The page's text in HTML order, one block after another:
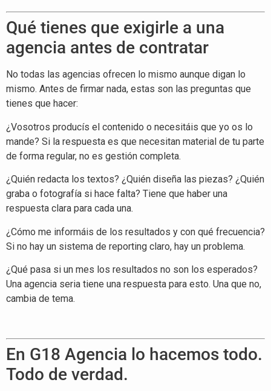
Qué tienes que exigirle a una
agencia antes de contratar
No todas las agencias ofrecen lo mismo aunque digan lo
mismo. Antes de firmar nada, estas son las preguntas que
tienes que hacer:
¿Vosotros producís el contenido o necesitáis que yo os lo
mande? Si la respuesta es que necesitan material de tu parte
de forma regular, no es gestión completa.
¿Quién redacta los textos? ¿Quién diseña las piezas? ¿Quién
graba o fotografía si hace falta? Tiene que haber una
respuesta clara para cada una.
¿Cómo me informáis de los resultados y con qué frecuencia?
Si no hay un sistema de reporting claro, hay un problema.
¿Qué pasa si un mes los resultados no son los esperados?
Una agencia seria tiene una respuesta para esto. Una que no,
cambia de tema.
En G18 Agencia lo hacemos todo.
Todo de verdad.